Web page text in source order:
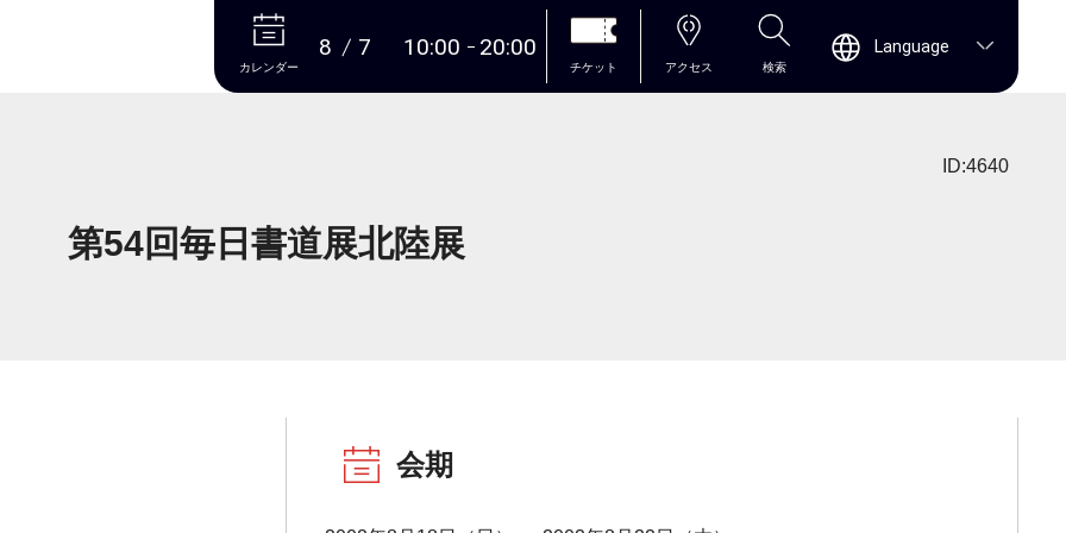
本文へ
カレンダー
8 7 10:00 20:00
チケット アクセス 検索
Language
ID:4640
第54回毎日書道展北陸展
会期